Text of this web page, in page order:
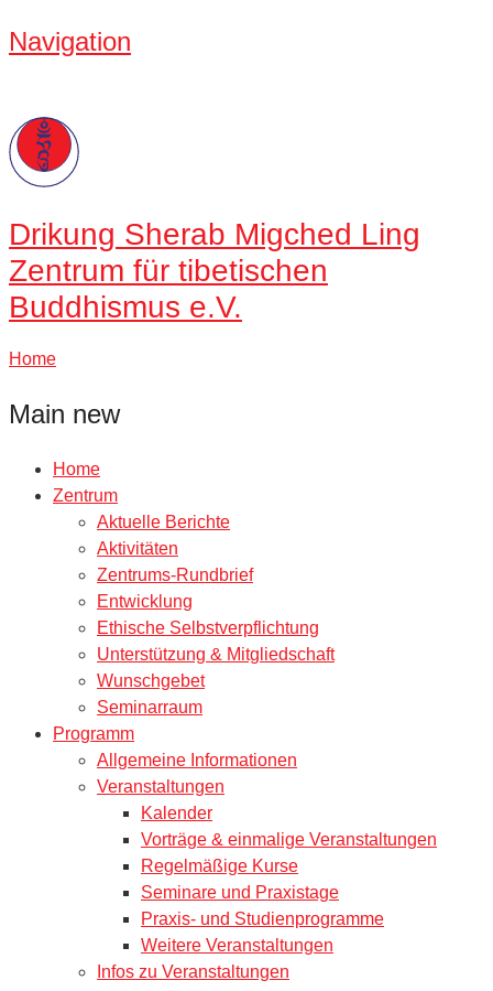
Navigation
Drikung Sherab Migched Ling
Zentrum für tibetischen
Buddhismus e.V.
Home
Main new
Home
Zentrum
Aktuelle Berichte
Aktivitäten
Zentrums-Rundbrief
Entwicklung
Ethische Selbstverpflichtung
Unterstützung & Mitgliedschaft
Wunschgebet
Seminarraum
Programm
Allgemeine Informationen
Veranstaltungen
Kalender
Vorträge & einmalige Veranstaltungen
Regelmäßige Kurse
Seminare und Praxistage
Praxis- und Studienprogramme
Weitere Veranstaltungen
Infos zu Veranstaltungen